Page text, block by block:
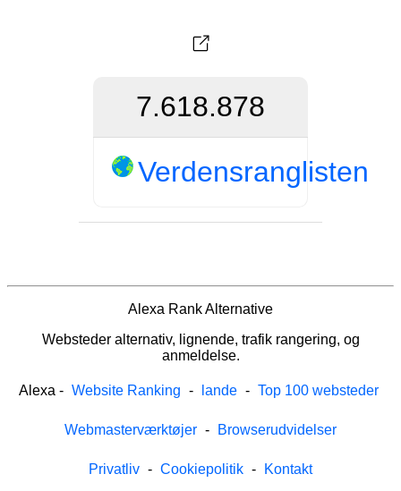
7.618.878
Verdensranglisten
Alexa Rank Alternative
Websteder alternativ, lignende, trafik rangering, og
anmeldelse.
Alexa - Website Ranking - lande - Top 100 websteder
Webmasterværktøjer - Browserudvidelser
Privatliv - Cookiepolitik - Kontakt